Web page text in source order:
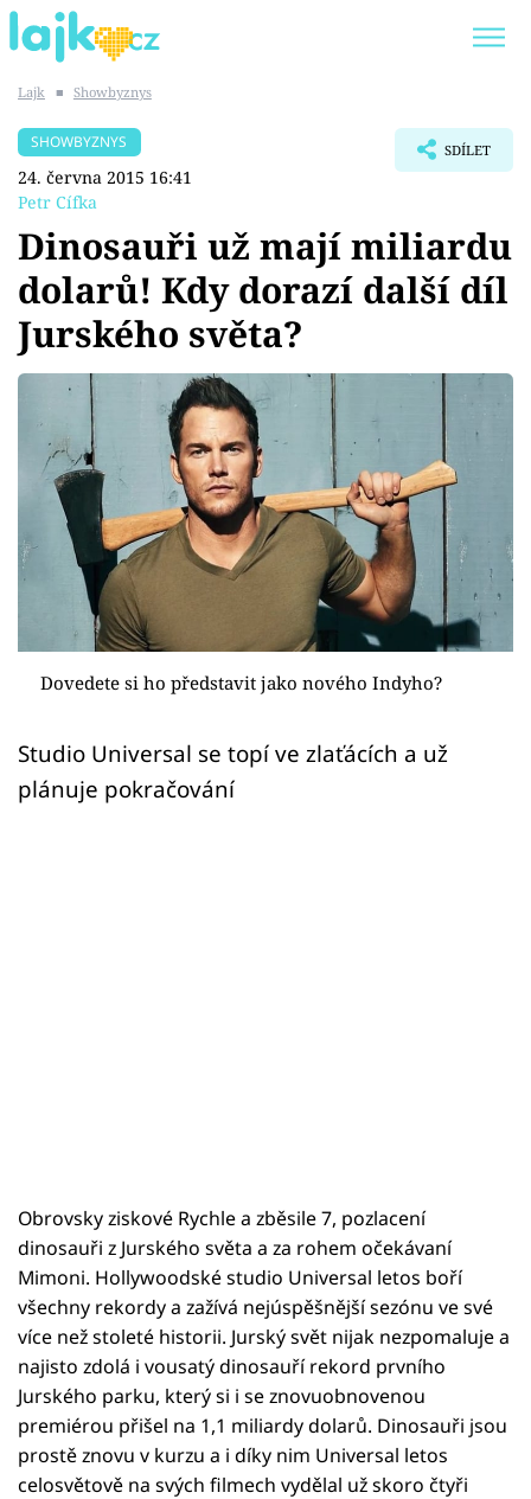
SHOPAHOLICADEL
Témata
Showbyznys
Youtubeři
Virály
Sex a vztahy
Videa
Sledujte prima+
Lajk ■ Showbyznys
SHOWBYZNYS
24. června 2015 16:41
Petr Cífka
SDÍLET
Dinosauři už mají miliardu
dolarů! Kdy dorazí další díl
Jurského světa?
Dovedete si ho představit jako nového Indyho?
Studio Universal se topí ve zlaťácích a už
plánuje pokračování
Obrovsky ziskové Rychle a zběsile 7, pozlacení
dinosauři z Jurského světa a za rohem očekávaní
Mimoni. Hollywoodské studio Universal letos boří
všechny rekordy a zažívá nejúspěšnější sezónu ve své
více než stoleté historii. Jurský svět nijak nezpomaluje a
najisto zdolá i vousatý dinosauří rekord prvního
Jurského parku, který si i se znovuobnovenou
premiérou přišel na 1,1 miliardy dolarů. Dinosauři jsou
prostě znovu v kurzu a i díky nim Universal letos
celosvětově na svých filmech vydělal už skoro čtyři